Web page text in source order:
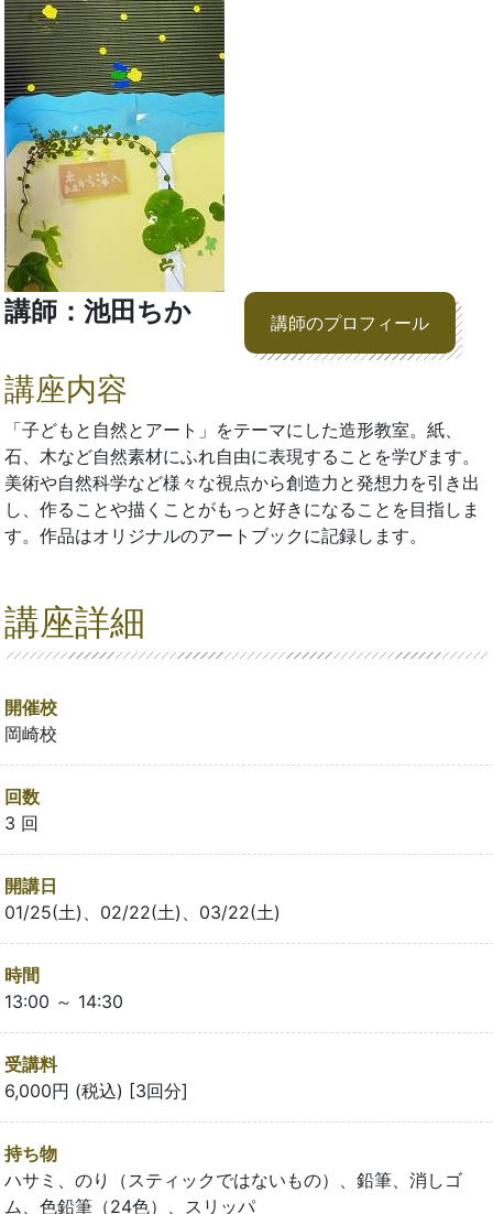
講師：池田ちか 講師のプロフィール
講座内容
「子どもと自然とアート」をテーマにした造形教室。紙、
石、木など自然素材にふれ自由に表現することを学びます。
美術や自然科学など様々な視点から創造力と発想力を引き出
し、作ることや描くことがもっと好きになることを目指しま
す。作品はオリジナルのアートブックに記録します。
講座詳細
開催校
岡崎校
回数
3 回
開講日
01/25(土)、02/22(土)、03/22(土)
時間
13:00 ～ 14:30
受講料
6,000円 (税込) [3回分]
持ち物
ハサミ、のり（スティックではないもの）、鉛筆、消しゴ
ム、色鉛筆（24色）、スリッパ